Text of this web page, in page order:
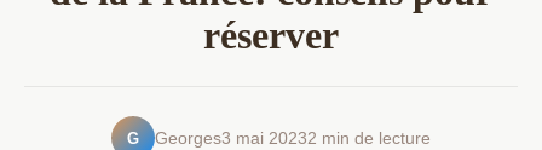
réserver
G Georges3 mai 20232 min de lecture